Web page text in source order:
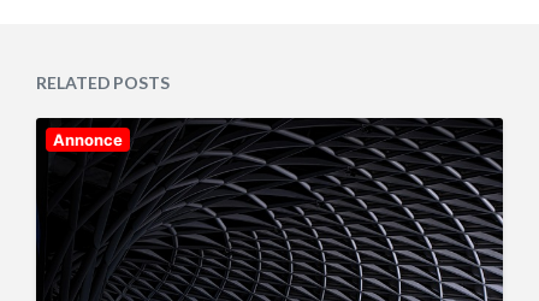
td
i
RELATED POSTS
Annonce